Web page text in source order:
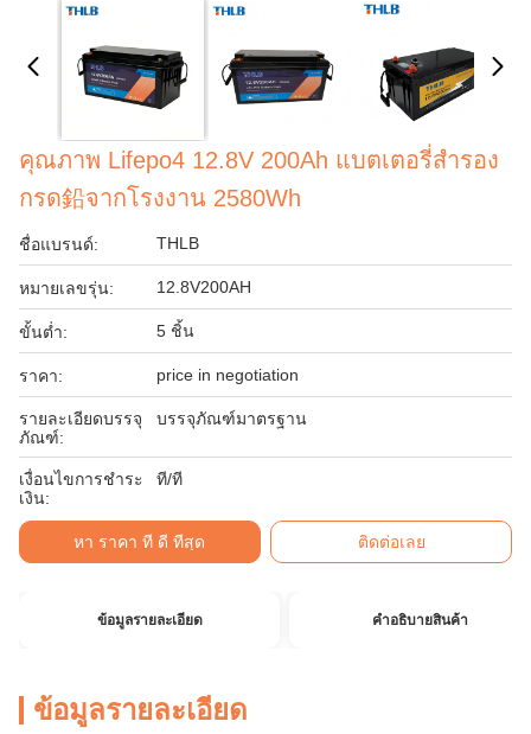
คุณภาพ Lifepo4 12.8V 200Ah แบตเตอรี่สํารอง
กรด鉛จากโรงงาน 2580Wh
ชื่อแบรนด์: THLB
หมายเลขรุ่น: 12.8V200AH
ขั้นต่ำ: 5 ชิ้น
ราคา: price in negotiation
รายละเอียดบรรจุ
ภัณฑ์:
บรรจุภัณฑ์มาตรฐาน
เงื่อนไขการชำระ
เงิน:
ที/ที
หา ราคา ที่ ดี ที่สุด ติดต่อเลย
ข้อมูลรายละเอียด คําอธิบายสินค้า
ข้อมูลรายละเอียด